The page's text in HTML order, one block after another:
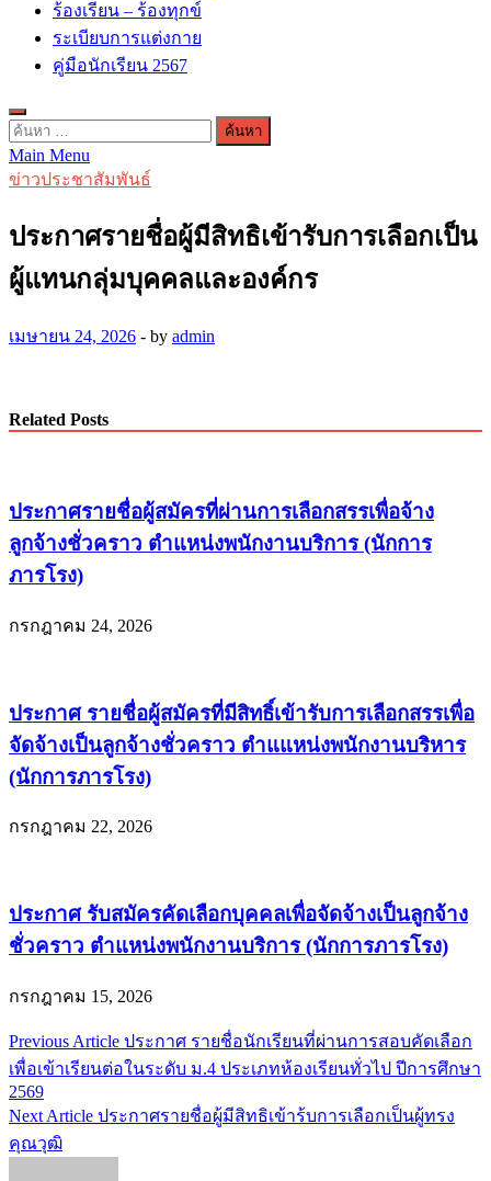
ร้องเรียน – ร้องทุกข์
ระเบียบการแต่งกาย
คู่มือนักเรียน 2567
ค้นหา
สำหรับ:
Main Menu
ข่าวประชาสัมพันธ์
ประกาศรายชื่อผู้มีสิทธิเข้ารับการเลือกเป็น
ผู้แทนกลุ่มบุคคลและองค์กร
เมษายน 24, 2026 - by admin
Related Posts
ประกาศรายชื่อผู้สมัครที่ผ่านการเลือกสรรเพื่อจ้าง
ลูกจ้างชั่วคราว ตำแหน่งพนักงานบริการ (นักการ
ภารโรง)
กรกฎาคม 24, 2026
ประกาศ รายชื่อผู้สมัครที่มีสิทธิ์เข้ารับการเลือกสรรเพื่อ
จัดจ้างเป็นลูกจ้างชั่วคราว ตำแแหน่งพนักงานบริหาร
(นักการภารโรง)
กรกฎาคม 22, 2026
ประกาศ รับสมัครคัดเลือกบุคคลเพื่อจัดจ้างเป็นลูกจ้าง
ชั่วคราว ตำแหน่งพนักงานบริการ (นักการภารโรง)
กรกฎาคม 15, 2026
แนะแนว
เรื่อง
Previous Article ประกาศ รายชื่อนักเรียนที่ผ่านการสอบคัดเลือก
เพื่อเข้าเรียนต่อในระดับ ม.4 ประเภทห้องเรียนทั่วไป ปีการศึกษา
2569
Next Article ประกาศรายชื่อผู้มีสิทธิเข้าร้บการเลือกเป็นผู้ทรง
คุณวุฒิ